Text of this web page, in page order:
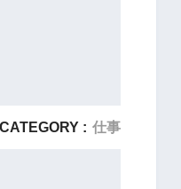
CATEGORY : 仕事